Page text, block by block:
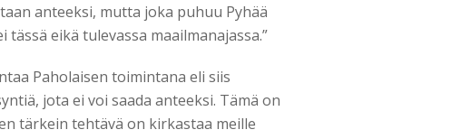
anteeksi, mutta joka puhuu Pyhää
eikä tulevassa maailmanajassa.”
Paholaisen toimintana eli siis
jota ei voi saada anteeksi. Tämä on
tärkein tehtävä on kirkastaa meille